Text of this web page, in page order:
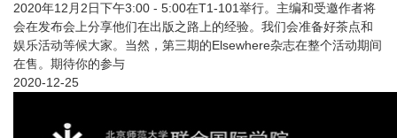
2020年12月2日下午3:00 - 5:00在T1-101举行。主编和受邀作者将
会在发布会上分享他们在出版之路上的经验。我们会准备好茶点和
娱乐活动等候大家。当然，第三期的Elsewhere杂志在整个活动期间
在售。期待你的参与
2020-12-25